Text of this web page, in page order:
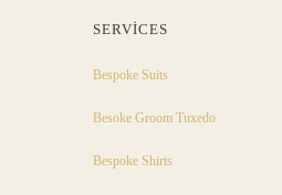
SERVICES
Bespoke Suits
Besoke Groom Tuxedo
Bespoke Shirts